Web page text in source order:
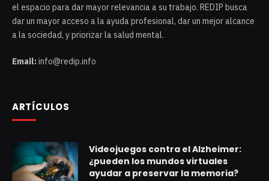
el espacio para dar mayor relevancia a su trabajo. REDIP busca
dar un mayor acceso a la ayuda profesional, dar un mejor alcance
a la sociedad, y priorizar la salud mental.
Email:info@redip.info
ARTÍCULOS
Videojuegos contra el Alzheimer:
¿pueden los mundos virtuales
ayudar a preservar la memoria?